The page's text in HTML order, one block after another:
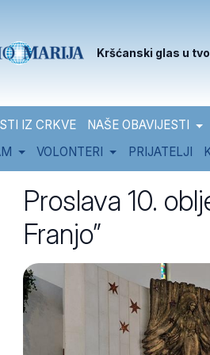
Kršćanski glas u
IZ CRKVE NAŠE OBAVIJESTI
VOLONTERI PRIJATELJI
Proslava 10.
Franjo”